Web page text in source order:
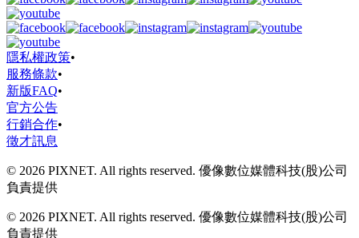
隱私權政策•
服務條款•
新版FAQ•
官方公告
行銷合作•
徵才訊息
© 2026 PIXNET. All rights reserved. 優像數位媒體科技(股)公司
負責提供
© 2026 PIXNET. All rights reserved. 優像數位媒體科技(股)公司
負責提供